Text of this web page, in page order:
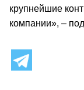
крупнейшие
компании», –